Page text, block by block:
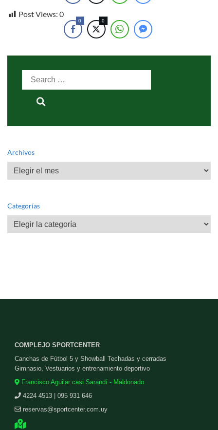
Post Views: 0
0 0
Search
Archivos
Archivos
Categorías
Categorías
COMPLEJO SPORTCENTER
Canchas de Fútbol 5 y Showball Techadas y cerradas
Gimnasio, Vestuarios y entrenamiento deportivo
Francisco Aguilar casi Sarandí - Maldonado
4224 4513 | 095 931 646
reservas@sportcenter.com.uy